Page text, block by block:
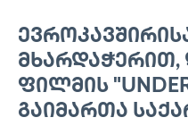
ᲛᲮᲐᲠᲓᲐᲭᲔᲠᲘᲗ,
ᲤᲘᲚᲛᲘᲡ
ᲒᲐᲘᲛᲐᲠᲗᲐ